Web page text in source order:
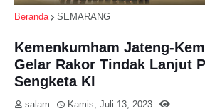
Beranda SEMARANG
Kemenkumham Jateng-
Gelar Rakor Tindak Lanjut
Sengketa KI
salam Kamis, Juli 13, 2023